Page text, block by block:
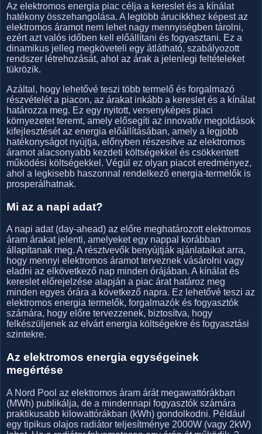
Az elektromos energia piac célja a kereslet és a kínálat
hatékony összehangolása. A legtöbb árucikkhez képest az
elektromos áramot nem lehet nagy mennyiségben tárolni,
ezért azt valós időben kell előállítani és fogyasztani. Ez a
dinamikus jelleg megköveteli egy átlátható, szabályozott
rendszer létrehozását, ahol az árak a jelenlegi feltételeket
tükrözik.
Azáltal, hogy lehetővé teszi több termelő és forgalmazó
részvételét a piacon, az árakat inkább a kereslet és a kínálat
határozza meg. Ez egy nyitott, versenyképes piaci
környezetet teremt, amely elősegíti az innovatív megoldások
kifejlesztését az energia előállításában, amely a legjobb
hatékonyságot nyújtja, előnyben részesítve az elektromos
áramot alacsonyabb kezdeti költségekkel és csökkentett
működési költségekkel. Végül ez olyan piacot eredményez,
ahol a legkisebb haszonnal rendelkező energia-termelők is
prosperálhatnak.
Mi az a napi adat?
A napi adat (day-ahead) az előre meghatározott elektromos
áram árakat jelenti, amelyeket egy nappal korábban
állapítanak meg. A résztvevők benyújtják ajánlataikat arra,
hogy mennyi elektromos áramot terveznek vásárolni vagy
eladni az elkövetkező nap minden órájában. A kínálat és
kereslet előrejelzése alapján a piac árat határoz meg
minden egyes órára a következő napra. Ez lehetővé teszi az
elektromos energia termelők, forgalmazók és fogyasztók
számára, hogy előre tervezzenek, biztosítva, hogy
felkészüljenek az elvárt energia költségekre és fogyasztási
szintekre.
Az elektromos energia egységeinek
megértése
A Nord Pool az elektromos áram árát megawattórákban
(MWh) publikálja, de a mindennapi fogyasztók számára
praktikusabb kilowattórákban (kWh) gondolkodni. Például
egy tipikus olajos radiátor teljesítménye 2000W (vagy 2kW)